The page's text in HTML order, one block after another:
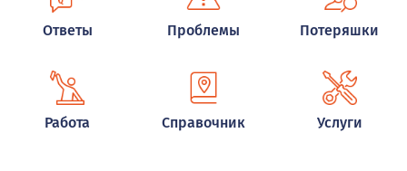
Ответы Проблемы Потеряшки
Работа Справочник Услуги